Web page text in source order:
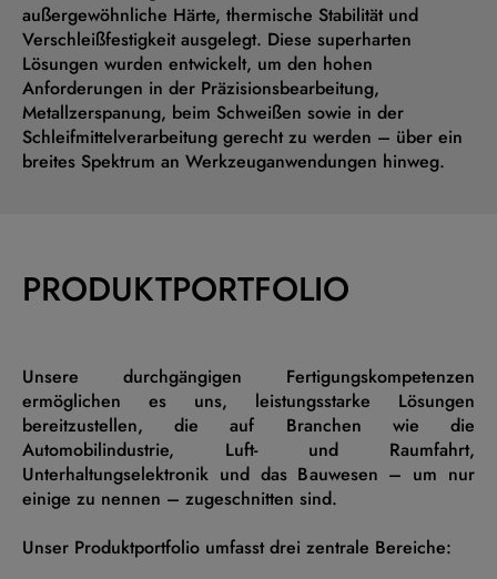
außergewöhnliche Härte, thermische Stabilität und
Verschleißfestigkeit ausgelegt. Diese superharten
Lösungen wurden entwickelt, um den hohen
Anforderungen in der Präzisionsbearbeitung,
Metallzerspanung, beim Schweißen sowie in der
Schleifmittelverarbeitung gerecht zu werden – über ein
breites Spektrum an Werkzeuganwendungen hinweg.
PRODUKTPORTFOLIO
Unsere durchgängigen Fertigungskompetenzen
ermöglichen es uns, leistungsstarke Lösungen
bereitzustellen, die auf Branchen wie die
Automobilindustrie, Luft- und Raumfahrt,
Unterhaltungselektronik und das Bauwesen – um nur
einige zu nennen – zugeschnitten sind.
Unser Produktportfolio umfasst drei zentrale Bereiche: